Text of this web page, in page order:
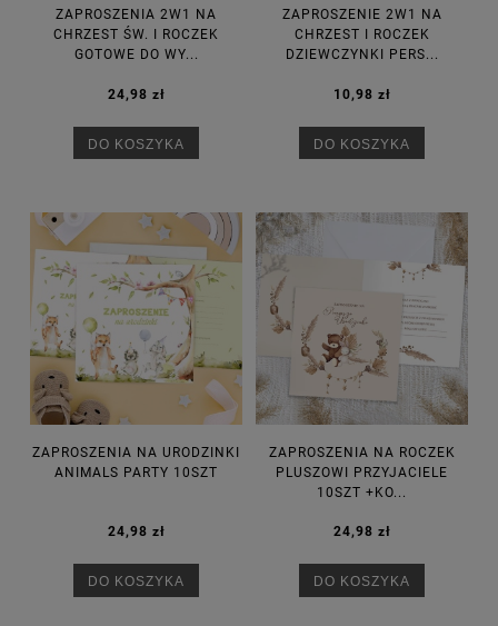
ZAPROSZENIA 2W1 NA
CHRZEST ŚW. I ROCZEK
GOTOWE DO WY...
24,98 zł
DO KOSZYKA
ZAPROSZENIE 2W1 NA
CHRZEST I ROCZEK
DZIEWCZYNKI PERS...
10,98 zł
DO KOSZYKA
ZAPROSZENIA NA URODZINKI
ANIMALS PARTY 10SZT
24,98 zł
DO KOSZYKA
ZAPROSZENIA NA ROCZEK
PLUSZOWI PRZYJACIELE
10SZT +KO...
24,98 zł
DO KOSZYKA